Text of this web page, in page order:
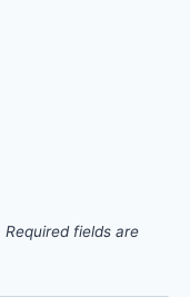
Required fields are